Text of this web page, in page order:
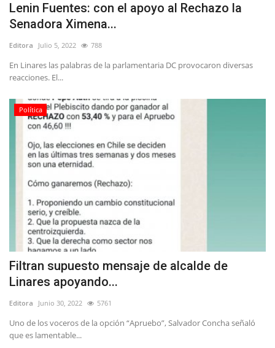
Lenin Fuentes: con el apoyo al Rechazo la
Senadora Ximena...
Editora Julio 5, 2022 788
En Linares las palabras de la parlamentaria DC provocaron diversas
reacciones. El...
Política
Filtran supuesto mensaje de alcalde de
Linares apoyando...
Editora Junio 30, 2022 5761
Uno de los voceros de la opción “Apruebo”, Salvador Concha señaló
que es lamentable...